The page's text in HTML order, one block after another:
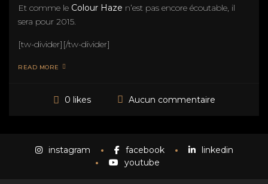
Et comme le Colour Haze n’est pas encore écoutable, il
sera pour 2015.
[tw-divider][/tw-divider]
READ MORE
0 likes Aucun commentaire
instagram facebook
linkedin
youtube